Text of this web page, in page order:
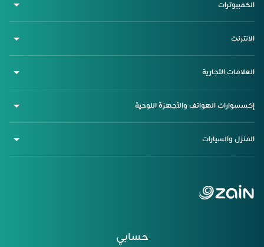
حسابي
الكمبيوترات
الانترنت
العلامات التجارية
إكسسوارات الهواتف والأجهزة اللوحية
المنزل والسيارات